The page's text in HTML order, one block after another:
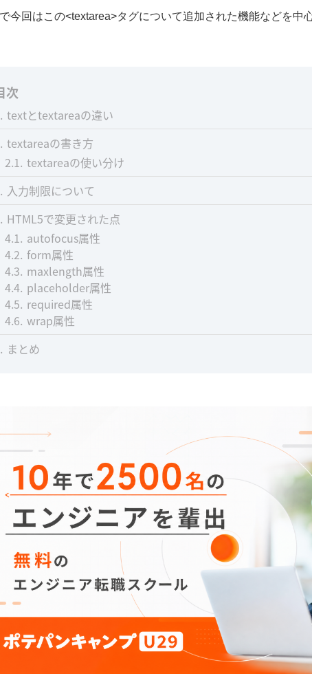
今回はこの<textarea>タグについて追加された機能などを中
次
textとtextareaの違い
textareaの書き方
2.1 textareaの使い分け
入力制限について
HTML5で変更された点
4.1 autofocus属性
4.2 form属性
4.3 maxlength属性
4.4 placeholder属性
4.5 required属性
4.6 wrap属性
まとめ